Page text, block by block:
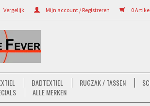
0
Mijn account / Registreren
Vergelijk
BADTEXTIEL RUGZAK / TASSEN
ALLE MERKEN